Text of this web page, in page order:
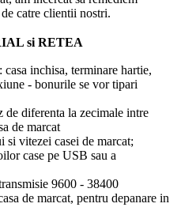
catre clientii nostri.
si RETEA
inchisa, terminare hartie,
- bonurile se vor tipari
de diferenta la zecimale intre
de marcat
si vitezei casei de marcat;
case pe USB sau a
9600 - 38400
de marcat, pentru depanare in